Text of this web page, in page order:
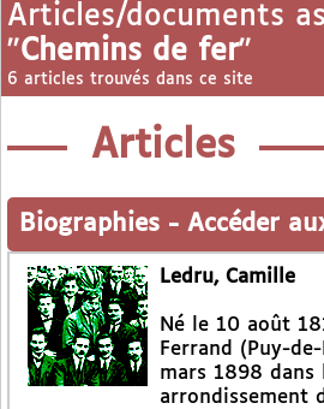
Articles/documents
"Chemins de fer"
6 articles trouvés dans ce site
Articles
Biographies - Accéder
Ledru, Camille
Né le 10 août
Ferrand (Puy-
mars 1898 dans
arrondissement